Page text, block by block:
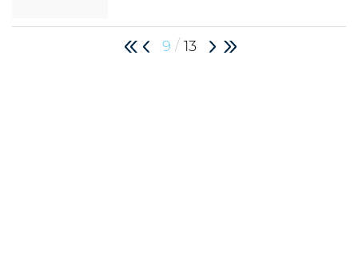
9 / 13